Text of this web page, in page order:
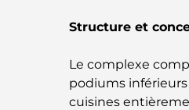
Structure et
Le complexe
podiums
cuisines